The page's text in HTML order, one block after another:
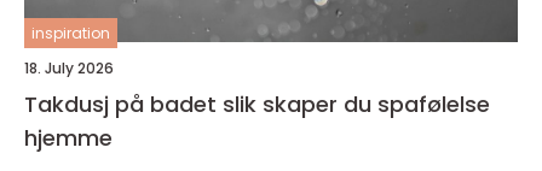
inspiration
18. July 2026
Takdusj på badet slik skaper du spafølelse
hjemme